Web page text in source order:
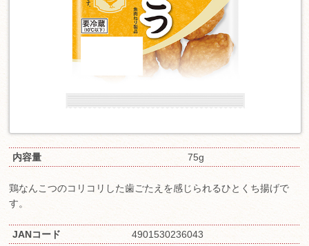
内容量 75g
鶏なんこつのコリコリした歯ごたえを感じられるひとくち揚げで
す。
JANコード 4901530236043